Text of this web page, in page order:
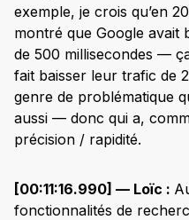
exemple, je crois qu’en
montré que Google avait
de 500 millisecondes —
fait baisser leur trafic de
genre de problématique
aussi — donc qui a,
précision / rapidité.
[00:11:16.990] — Loïc :
fonctionnalités de